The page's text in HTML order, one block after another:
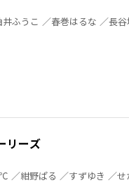
リーズ